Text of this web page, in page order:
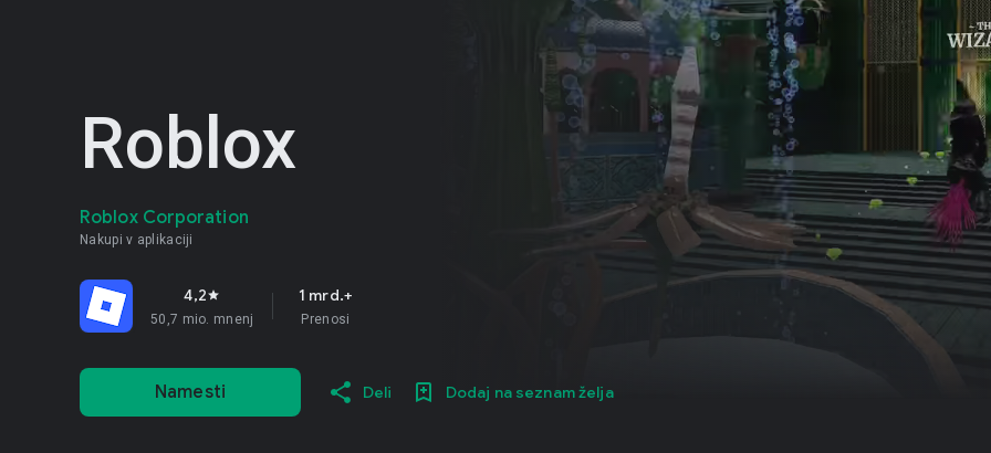
Roblox
Roblox Corporation
Nakupi v aplikaciji
4,2star
50,7 mio. mnenj
1 mrd.+
Prenosi
Namesti Deli Dodaj na seznam želja